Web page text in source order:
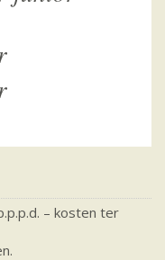
– kosten ter